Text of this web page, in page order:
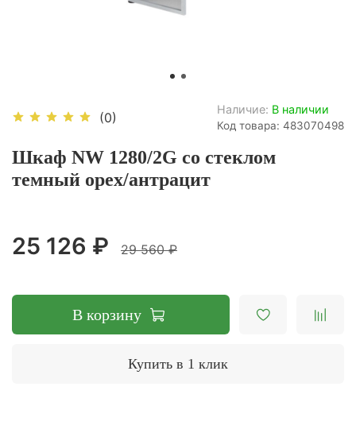
(0)
Наличие: В наличии
Код товара: 483070498
Шкаф NW 1280/2G со стеклом
темный орех/антрацит
25 126 ₽ 29 560 ₽
В корзину
Купить в 1 клик